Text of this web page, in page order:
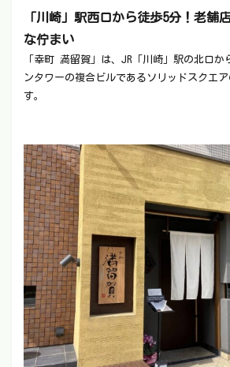
「川崎」駅西口から徒歩5分！老舗
な佇まい
「幸町 満留賀」は、JR「川崎」駅の北口か
ンタワーの複合ビルであるソリッドスクエ
す。